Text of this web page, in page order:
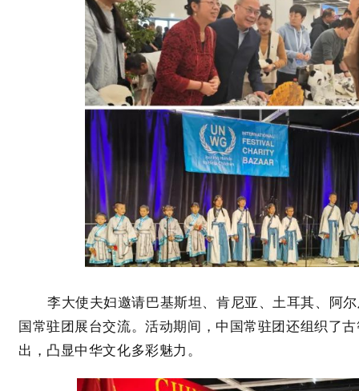
李大使夫妇邀请巴基斯坦、肯尼亚、土耳其、阿
国常驻团展台交流。活动期间，中国常驻团还组织了
出，凸显中华文化多彩魅力。